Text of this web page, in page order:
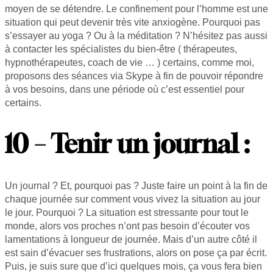
moyen de se détendre. Le confinement pour l’homme est une
situation qui peut devenir très vite anxiogène. Pourquoi pas
s’essayer au yoga ? Ou à la méditation ? N’hésitez pas aussi
à contacter les spécialistes du bien-être ( thérapeutes,
hypnothérapeutes, coach de vie … ) certains, comme moi,
proposons des séances via Skype à fin de pouvoir répondre
à vos besoins, dans une période où c’est essentiel pour
certains.
10 – Tenir un journal :
Un journal ? Et, pourquoi pas ? Juste faire un point à la fin de
chaque journée sur comment vous vivez la situation au jour
le jour. Pourquoi ? La situation est stressante pour tout le
monde, alors vos proches n’ont pas besoin d’écouter vos
lamentations à longueur de journée. Mais d’un autre côté il
est sain d’évacuer ses frustrations, alors on pose ça par écrit.
Puis, je suis sure que d’ici quelques mois, ça vous fera bien